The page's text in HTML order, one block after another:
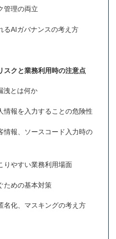
理の両立
AIガバナンスの考え方
スクと業務利用時の注意点
とは何か
報を入力することの危険性
報、ソースコード入力時の
やすい業務利用場面
めの基本対策
化、マスキングの考え方